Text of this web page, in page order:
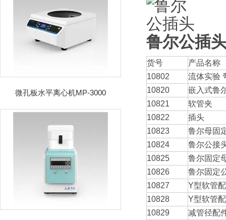
微孔板水平离心机MP-3000
鲁尔公插
货号
产品名称
10802
流体实验
10820
嵌入式鲁
10821
软管夹
10822
插头
10823
鲁尔母固
10824
鲁尔公接
10825
鲁尔固定
10826
鲁尔固定
10827
Y型软管
10828
Y型软管
10829
减管径配